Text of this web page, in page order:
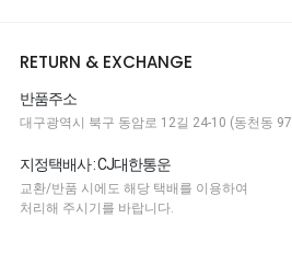
RETURN & EXCHANGE
반품주소
대구광역시 북구 동암로 12길 24-10 (동천동
지정택배사 : CJ대한통운
교환/반품 시에도 해당 택배를 이용하여
처리해 주시기를 바랍니다.